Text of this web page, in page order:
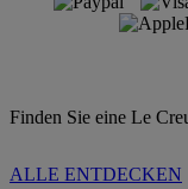
Finden Sie eine Le
ALLE ENTDECKEN